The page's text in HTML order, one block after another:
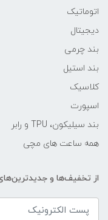
اتوماتیک
دیجیتال
بند چرمی
بند استیل
کلاسیک
اسپورت
بند سیلیکون، TPU و رابر
همه ساعت های مچی
از تخفیف‌ها و